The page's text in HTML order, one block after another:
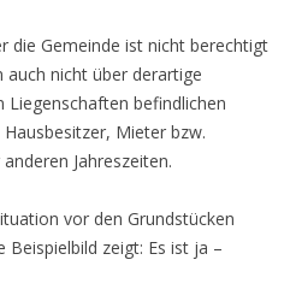
die Gemeinde ist nicht berechtigt
auch nicht über derartige
Liegenschaften befindlichen
Mieter bzw.
Jahreszeiten.
vor den Grundstücken
Beispielbild zeigt: Es ist ja –